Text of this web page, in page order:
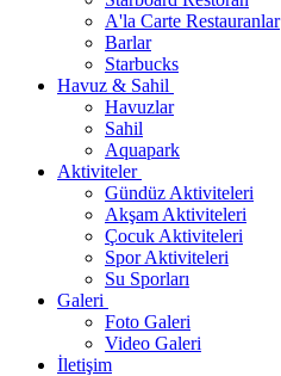
A'la Carte Restauranlar
Barlar
Starbucks
Havuz & Sahil
Havuzlar
Sahil
Aquapark
Aktiviteler
Gündüz Aktiviteleri
Akşam Aktiviteleri
Çocuk Aktiviteleri
Spor Aktiviteleri
Su Sporları
Galeri
Foto Galeri
Video Galeri
İletişim